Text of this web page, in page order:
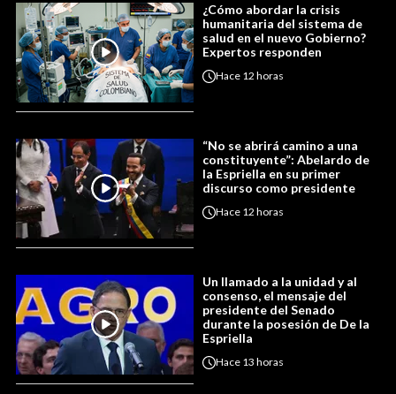
¿Cómo abordar la crisis
humanitaria del sistema de
salud en el nuevo Gobierno?
Expertos responden
Hace 12 horas
“No se abrirá camino a una
constituyente”: Abelardo de
la Espriella en su primer
discurso como presidente
Hace 12 horas
Un llamado a la unidad y al
consenso, el mensaje del
presidente del Senado
durante la posesión de De la
Espriella
Hace 13 horas